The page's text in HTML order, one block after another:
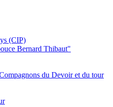
(CIP)
Bernard Thibaut"
du Devoir et du tour